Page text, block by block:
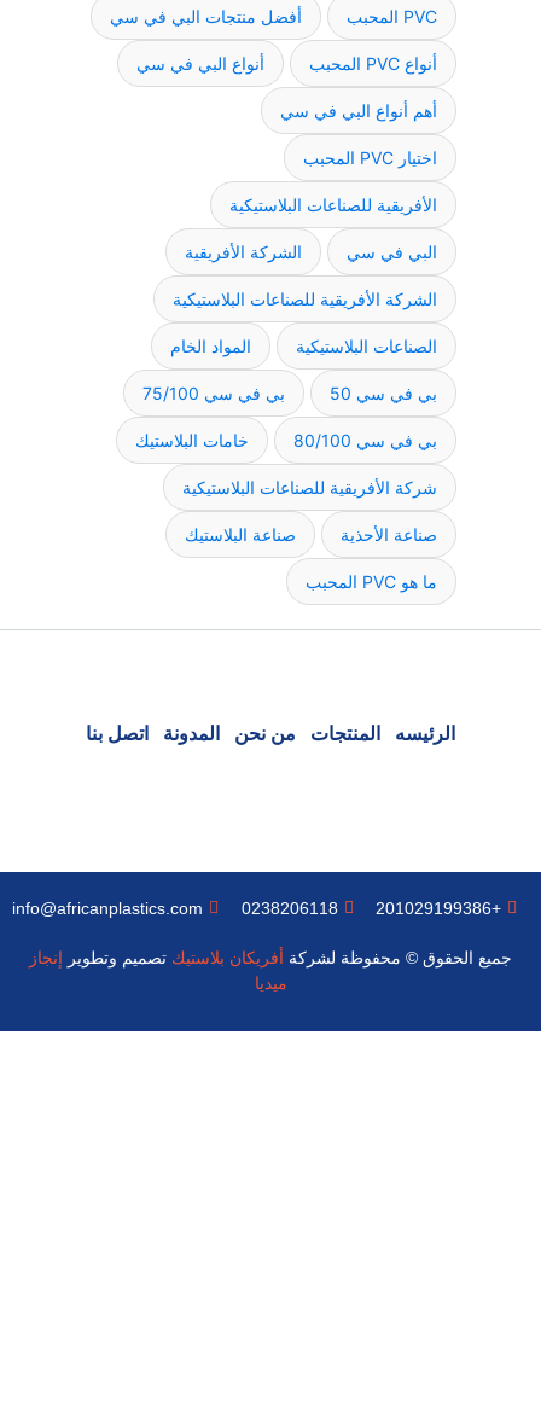
PVC المحبب أفضل منتجات البي في سي
أنواع PVC المحبب أنواع البي في سي
أهم أنواع البي في سي
اختيار PVC المحبب
الأفريقية للصناعات البلاستيكية
البي في سي الشركة الأفريقية
الشركة الأفريقية للصناعات البلاستيكية
الصناعات البلاستيكية المواد الخام
بي في سي 50 بي في سي 75/100
بي في سي 80/100 خامات البلاستيك
شركة الأفريقية للصناعات البلاستيكية
صناعة الأحذية صناعة البلاستيك
ما هو PVC المحبب
الرئيسه المنتجات من نحن المدونة اتصل بنا
جميع الحقوق © محفوظة لشركة أفريكان بلاستيك تصميم وتطوير إنجاز
ميديا
+201029199386
0238206118
info@africanplastics.com